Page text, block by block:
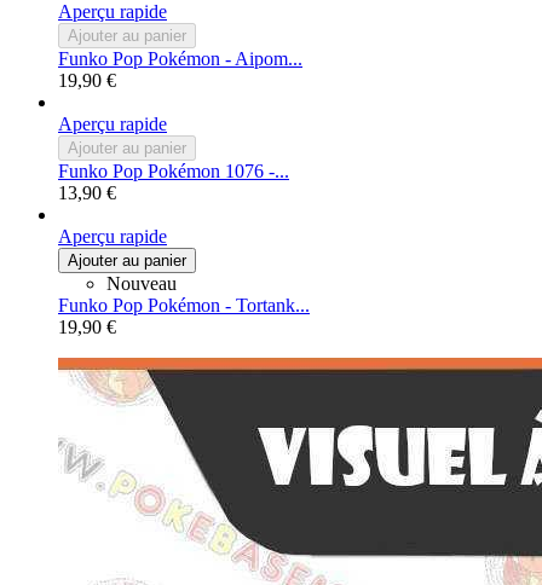
Aperçu rapide
Ajouter au panier
Funko Pop Pokémon - Aipom...
19,90 €
Aperçu rapide
Ajouter au panier
Funko Pop Pokémon 1076 -...
13,90 €
Aperçu rapide
Ajouter au panier
Nouveau
Funko Pop Pokémon - Tortank...
19,90 €